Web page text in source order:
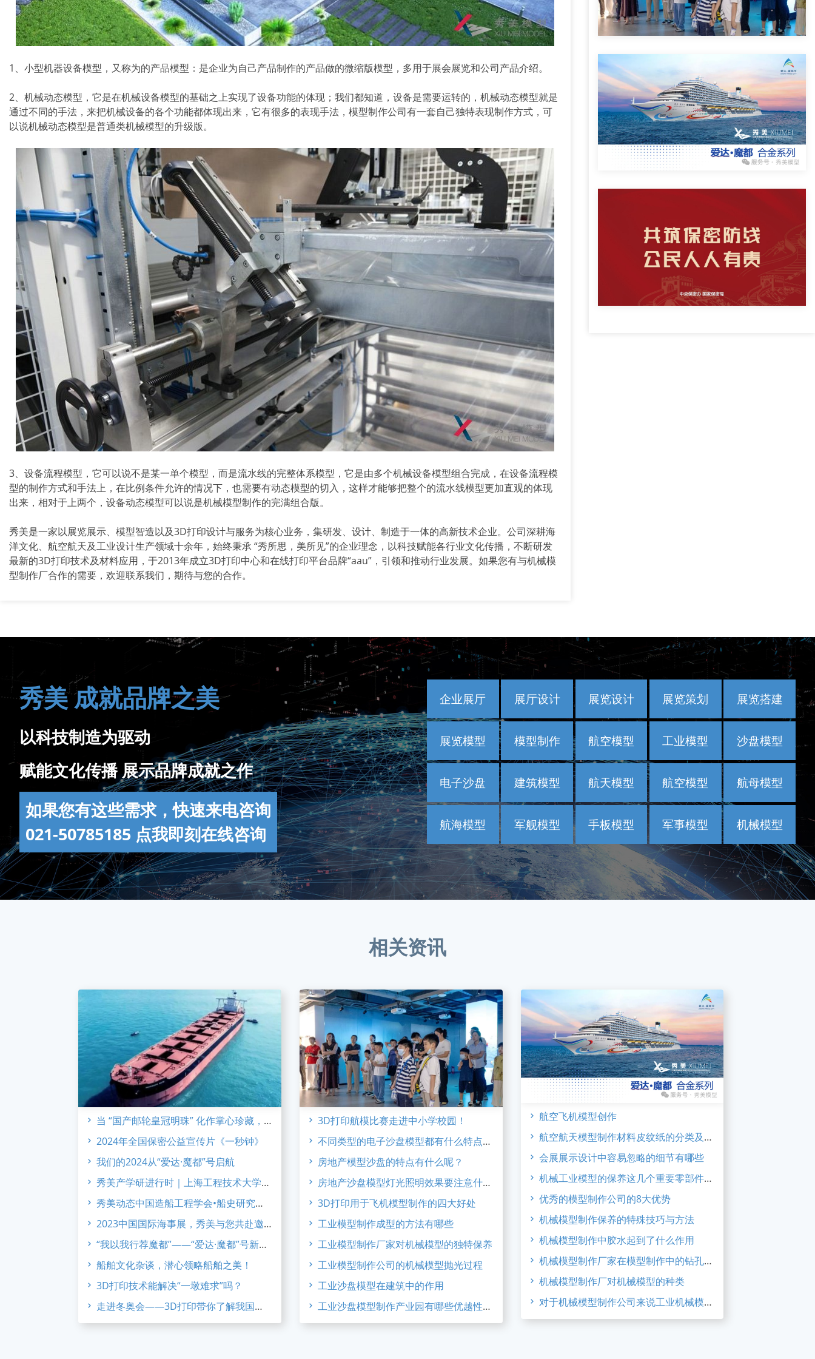
1、小型机器设备模型，又称为的产品模型：是企业为自己产品制作的产品做的微缩版模型，多用于展会展览和公司产品介绍。
2、机械动态模型，它是在机械设备模型的基础之上实现了设备功能的体现；我们都知道，设备是需要运转的，机械动态模型就是
通过不同的手法，来把机械设备的各个功能都体现出来，它有很多的表现手法，模型制作公司有一套自己独特表现制作方式，可
以说机械动态模型是普通类机械模型的升级版。
3、设备流程模型，它可以说不是某一单个模型，而是流水线的完整体系模型，它是由多个机械设备模型组合完成，在设备流程模
型的制作方式和手法上，在比例条件允许的情况下，也需要有动态模型的切入，这样才能够把整个的流水线模型更加直观的体现
出来，相对于上两个，设备动态模型可以说是机械模型制作的完满组合版。
秀美是一家以展览展示、模型智造以及3D打印设计与服务为核心业务，集研发、设计、制造于一体的高新技术企业。公司深耕海
洋文化、航空航天及工业设计生产领域十余年，始终秉承 “秀所思，美所见”的企业理念，以科技赋能各行业文化传播，不断研发
最新的3D打印技术及材料应用，于2013年成立3D打印中心和在线打印平台品牌“aau”，引领和推动行业发展。如果您有与机械模
型制作厂合作的需要，欢迎联系我们，期待与您的合作。
秀美 成就品牌之美
以科技制造为驱动
赋能文化传播 展示品牌成就之作
如果您有这些需求，快速来电咨询
021-50785185 点我即刻在线咨询
企业展厅 展厅设计 展览设计 展览策划 展览搭建
展览模型 模型制作 航空模型 工业模型 沙盘模型
电子沙盘 建筑模型 航天模型 航空模型 航母模型
航海模型 军舰模型 手板模型 军事模型 机械模型
相关资讯
当 “国产邮轮皇冠明珠” 化作掌心珍藏，爱达·魔都 合金系列 新品发布
2024年全国保密公益宣传片《一秒钟》
我们的2024从“爱达·魔都”号启航
秀美产学研进行时｜上海工程技术大学学校领导访企考察
秀美动态中国造船工程学会•船史研究学术委员会2023年会
2023中国国际海事展，秀美与您共赴邀约！
“我以我行荐魔都”——“爱达·魔都”号新作诞生记
船舶文化杂谈，潜心领略船舶之美！
3D打印技术能解决“一墩难求”吗？
走进冬奥会——3D打印带你了解我国首条雪车雪橇赛道
3D打印航模比赛走进中小学校园！
不同类型的电子沙盘模型都有什么特点呢？
房地产模型沙盘的特点有什么呢？
房地产沙盘模型灯光照明效果要注意什么呢？
3D打印用于飞机模型制作的四大好处
工业模型制作成型的方法有哪些
工业模型制作厂家对机械模型的独特保养
工业模型制作公司的机械模型抛光过程
工业沙盘模型在建筑中的作用
工业沙盘模型制作产业园有哪些优越性能呢？
航空飞机模型创作
航空航天模型制作材料皮纹纸的分类及特性
会展展示设计中容易忽略的细节有哪些
机械工业模型的保养这几个重要零部件必要检测
优秀的模型制作公司的8大优势
机械模型制作保养的特殊技巧与方法
机械模型制作中胶水起到了什么作用
机械模型制作厂家在模型制作中的钻孔工序
机械模型制作厂对机械模型的种类
对于机械模型制作公司来说工业机械模型有什么价值呢？